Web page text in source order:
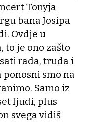
Tonyja
bana Josipa
Ovdje u
to je ono zašto
rada, truda i
smo na
Samo iz
ljudi, plus
svega vidiš